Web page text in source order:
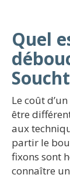
Quel
Le coût
être
aux
partir le
fixons sont
connaître